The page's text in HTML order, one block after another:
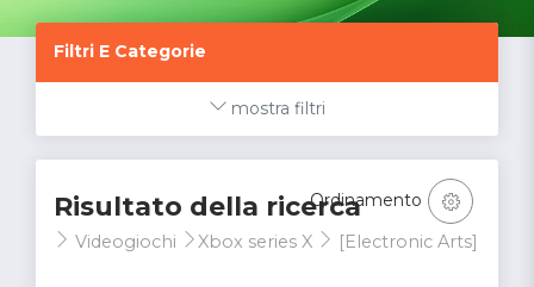
Filtri E Categorie
mostra filtri
Risultato della ricerca
Videogiochi Xbox series X [Electronic Arts]
Ordinamento